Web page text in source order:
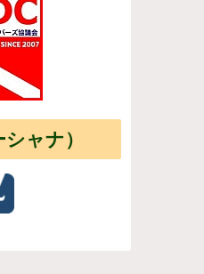
ャナ）